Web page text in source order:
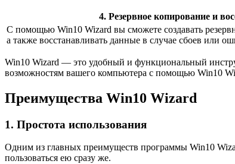
4. Резервное копирование и
С помощью Win10 Wizard вы сможете создавать
а также восстанавливать данные в случае сбоев или
Win10 Wizard — это удобный и функциональный
возможностям вашего компьютера с помощью Win10
Преимущества Win10 Wizard
1. Простота использования
Одним из главных преимуществ программы Win10
пользоваться ею сразу же.